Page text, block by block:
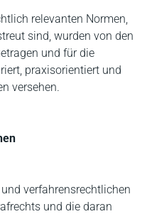
relevanten Normen,
sind, wurden von den
und für die
praxisorientiert und
versehen.
verfahrensrechtlichen
und die daran